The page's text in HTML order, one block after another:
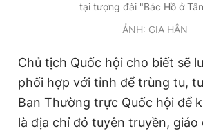
tại tượng đài "Bác Hồ ở
ẢNH: GIA HÂN
Chủ tịch Quốc hội cho biết sẽ
phối hợp với tỉnh để trùng tu,
Ban Thường trực Quốc hội để
là địa chỉ đỏ tuyên truyền, giáo